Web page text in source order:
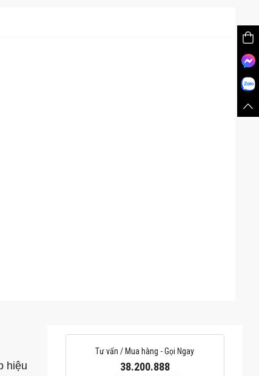
hiệu
Tư vấn / Mua hàng - Gọi Ngay
38.200.888